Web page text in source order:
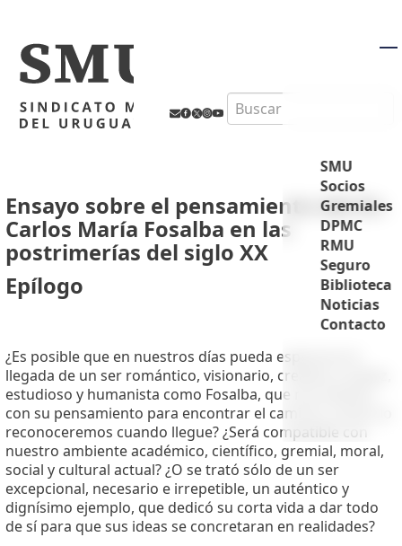
Search
SMU
Socios
Gremiales
DPMC
RMU
Seguro
Biblioteca
Noticias
Contacto
Ensayo sobre el pensamiento del Dr.
Carlos María Fosalba en las
postrimerías del siglo XX
Epílogo
¿Es posible que en nuestros días pueda esperarse la
llegada de un ser romántico, visionario, creativo y audaz,
estudioso y humanista como Fosalba, que nos ilumine
con su pensamiento para encontrar el camino? ¿Cómo lo
reconoceremos cuando llegue? ¿Será compatible con
nuestro ambiente académico, científico, gremial, moral,
social y cultural actual? ¿O se trató sólo de un ser
excepcional, necesario e irrepetible, un auténtico y
dignísimo ejemplo, que dedicó su corta vida a dar todo
de sí para que sus ideas se concretaran en realidades?